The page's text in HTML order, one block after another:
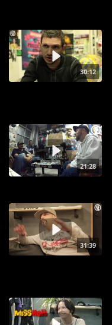
30:12
21:28
31:39